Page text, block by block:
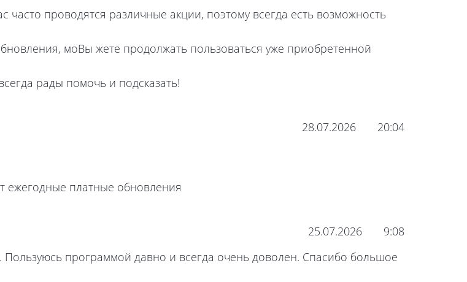
проводятся различные акции, поэтому всегда есть возможность
моВы жете продолжать пользоваться уже приобретенной
рады помочь и подсказать!
28.07.2026
20:04
ежегодные платные обновления
25.07.2026
9:08
программой давно и всегда очень доволен. Спасибо большое